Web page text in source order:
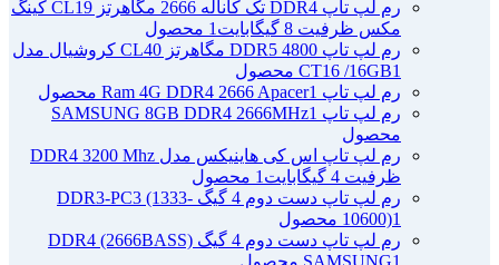
رم لپ تاپ DDR4 تک کاناله 2666 مگاهرتز CL19 کینگ
مکس ظرفیت 8 گیگابایت
1 محصول
رم لپ تاپ DDR5 4800 مگاهرتز CL40 کروشیال مدل
CT16 /16GB1 محصول
رم لپ تاپ Ram 4G DDR4 2666 Apacer 1 محصول
رم لپ تاپ SAMSUNG 8GB DDR4 2666MHz 1
محصول
رم لپ تاپ اس کی هاینیکس مدل DDR4 3200 Mhz
ظرفیت 4 گیگابایت
1 محصول
رم لپ تاپ دست دوم 4 گیگ DDR3-PC3 (1333-
10600)1 محصول
رم لپ تاپ دست دوم 4 گیگ DDR4 (2666BASS)
SAMSUNG1 محصول